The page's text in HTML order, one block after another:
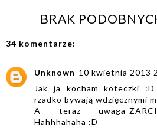
BRAK
34 komentarze:
Unknown 10 kwietnia 2013
Jak ja kocham koteczki
rzadko bywają wdzięcznymi
A teraz uwaga-
Hahhhahaha :D